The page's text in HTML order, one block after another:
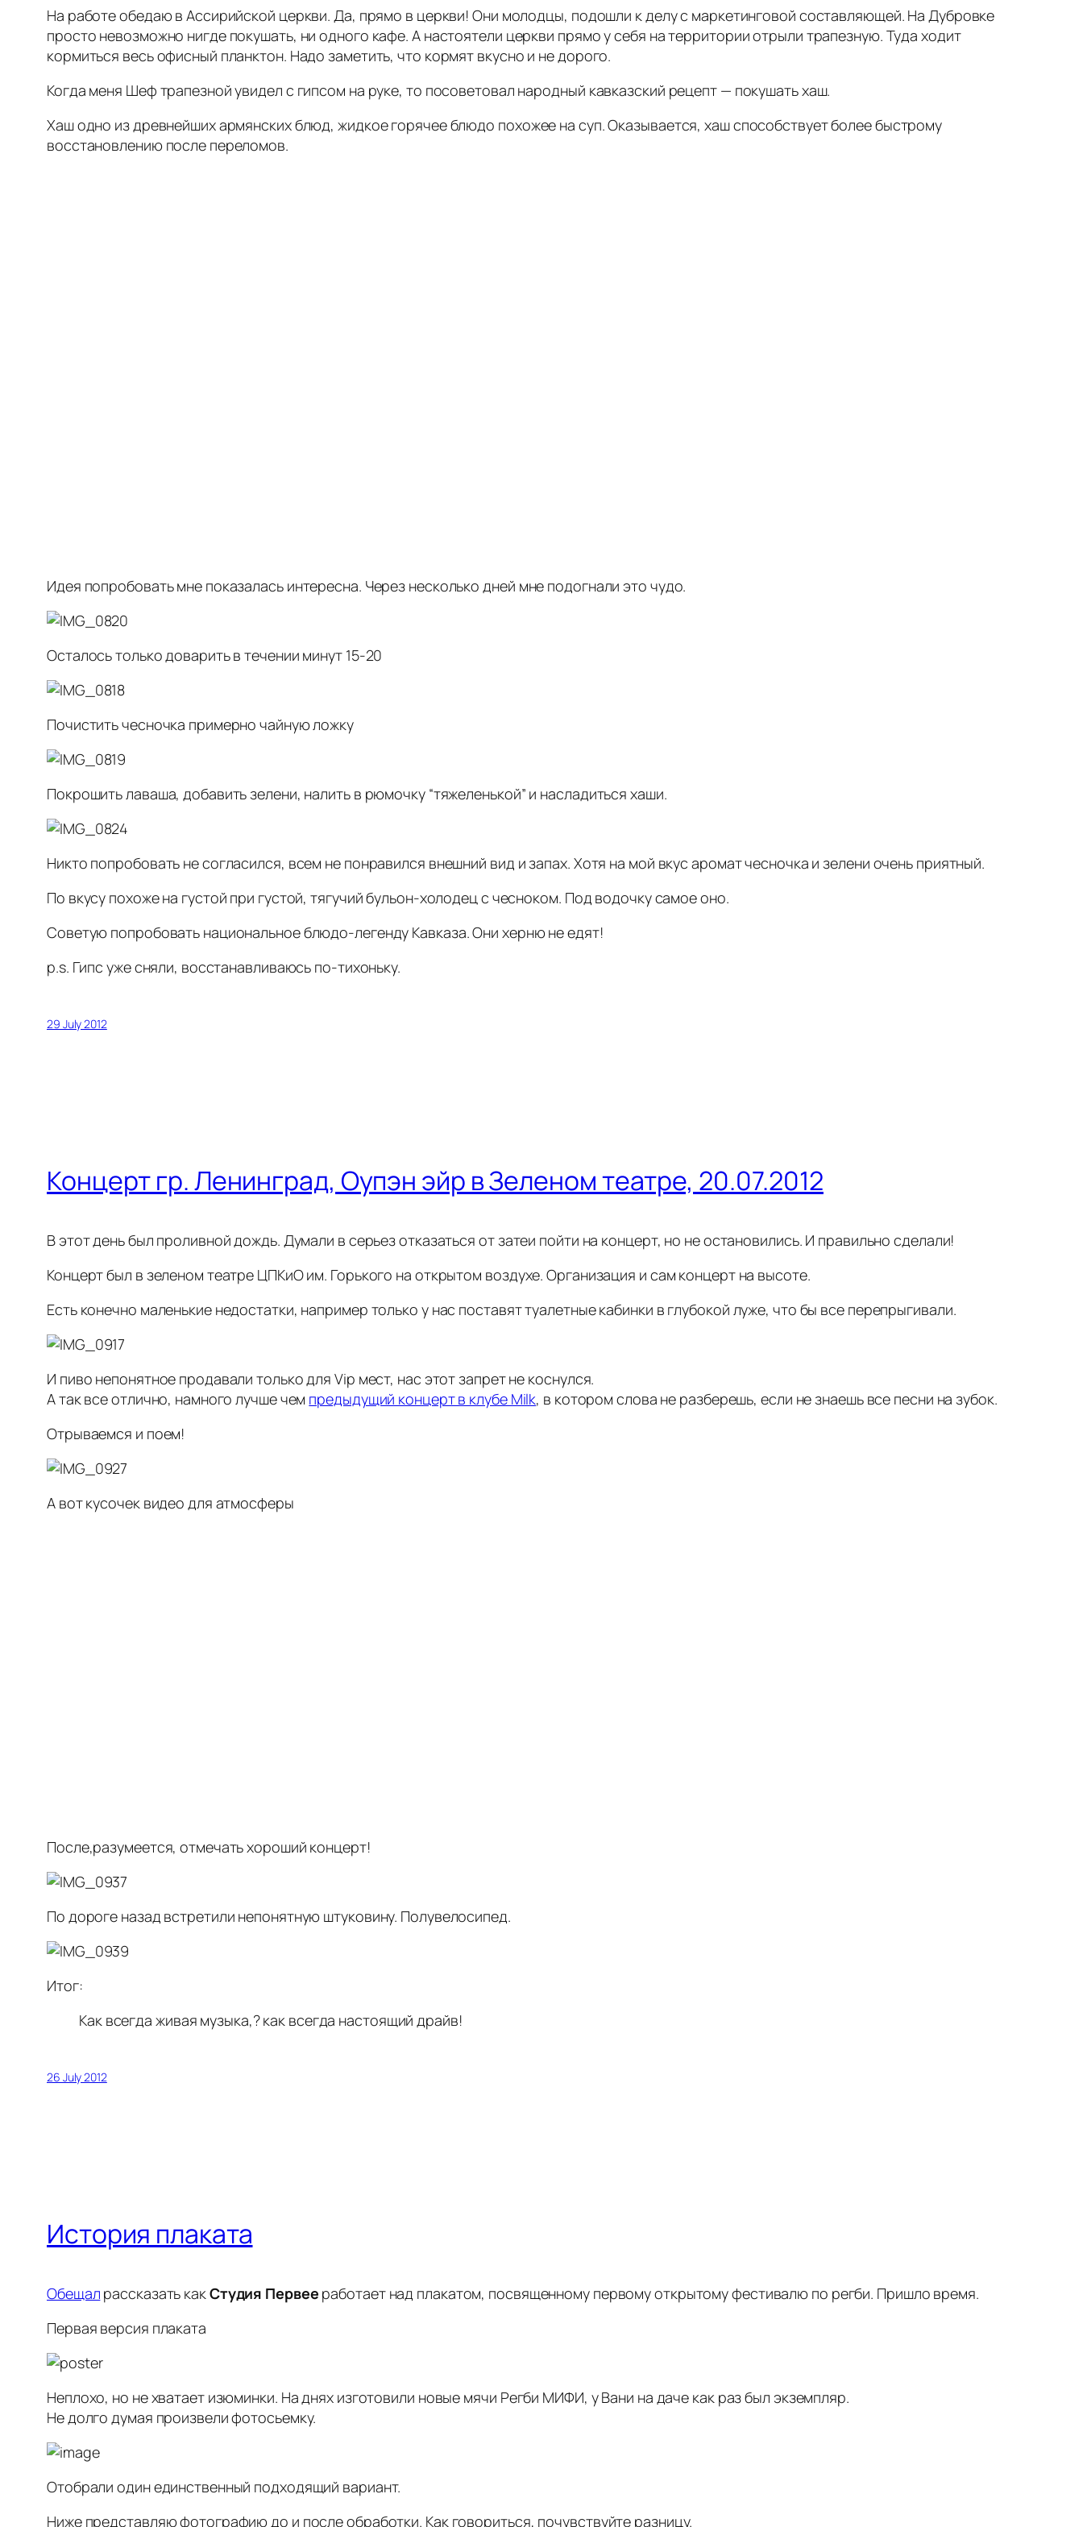
На работе обедаю в Ассирийской церкви. Да, прямо в церкви! Они молодцы, подошли к делу с маркетинговой составляющей. На Дубровке
просто невозможно нигде покушать, ни одного кафе. А настоятели церкви прямо у себя на территории отрыли трапезную. Туда ходит
кормиться весь офисный планктон. Надо заметить, что кормят вкусно и не дорого.
Когда меня Шеф трапезной увидел с гипсом на руке, то посоветовал народный кавказский рецепт — покушать хаш.
Хаш одно из древнейших армянских блюд, жидкое горячее блюдо похожее на суп. Оказывается, хаш способствует более быстрому
восстановлению после переломов.
Идея попробовать мне показалась интересна. Через несколько дней мне подогнали это чудо.
Осталось только доварить в течении минут 15-20
Почистить чесночка примерно чайную ложку
Покрошить лаваша, добавить зелени, налить в рюмочку “тяжеленькой” и насладиться хаши.
Никто попробовать не согласился, всем не понравился внешний вид и запах. Хотя на мой вкус аромат чесночка и зелени очень приятный.
По вкусу похоже на густой при густой, тягучий бульон-холодец с чесноком. Под водочку самое оно.
Советую попробовать национальное блюдо-легенду Кавказа. Они херню не едят!
p.s. Гипс уже сняли, восстанавливаюсь по-тихоньку.
29 July 2012
Концерт гр. Ленинград, Оупэн эйр в Зеленом театре, 20.07.2012
В этот день был проливной дождь. Думали в серьез отказаться от затеи пойти на концерт, но не остановились. И правильно сделали!
Концерт был в зеленом театре ЦПКиО им. Горького на открытом воздухе. Организация и сам концерт на высоте.
Есть конечно маленькие недостатки, например только у нас поставят туалетные кабинки в глубокой луже, что бы все перепрыгивали.
И пиво непонятное продавали только для Vip мест, нас этот запрет не коснулся.
А так все отлично, намного лучше чем предыдущий концерт в клубе Milk, в котором слова не разберешь, если не знаешь все песни на зубок.
Отрываемся и поем!
А вот кусочек видео для атмосферы
После,разумеется, отмечать хороший концерт!
По дороге назад встретили непонятную штуковину. Полувелосипед.
Итог:
Как всегда живая музыка,? как всегда настоящий драйв!
26 July 2012
История плаката
Обещал рассказать какСтудия Первее работает над плакатом, посвященному первому открытому фестивалю по регби. Пришло время.
Первая версия плаката
Неплохо, но не хватает изюминки. На днях изготовили новые мячи Регби МИФИ, у Вани на даче как раз был экземпляр.
Не долго думая произвели фотосьемку.
Отобрали один единственный подходящий вариант.
Ниже представляю фотографию до и после обработки. Как говориться, почувствуйте разницу.